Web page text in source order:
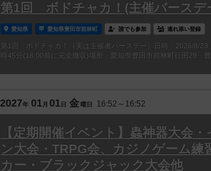
第1回 ボドチャカ！(主催バースデ
愛知県 愛知県豊田市前林町 誰でも参加 連れ添い登録
第1回 ボドチャカ！（実は主催者バースデー）日時 2026/8/
時45分(18:00前に完全撤収)場所 愛知県豊田市前林町行田29 豊
2027年 01 月 01 日 金 曜日 16:52～16:52
【定期開催イベント】蟲神器大会
ン大会・TRPG会、カジノゲーム練
カー・ブラックジャック大会他